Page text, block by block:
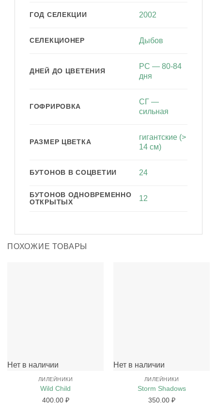
ГОД СЕЛЕКЦИИ 2002
СЕЛЕКЦИОНЕР Дыбов
ДНЕЙ ДО ЦВЕТЕНИЯ
РС — 80-84
дня
ГОФРИРОВКА
СГ —
сильная
РАЗМЕР ЦВЕТКА
гигантские (>
14 см)
БУТОНОВ В СОЦВЕТИИ 24
БУТОНОВ ОДНОВРЕМЕННО
ОТКРЫТЫХ
12
ПОХОЖИЕ ТОВАРЫ
Нет в наличии
ЛИЛЕЙНИКИ
Wild Child
400.00 ₽
Нет в наличии
ЛИЛЕЙНИКИ
Storm Shadows
350.00 ₽